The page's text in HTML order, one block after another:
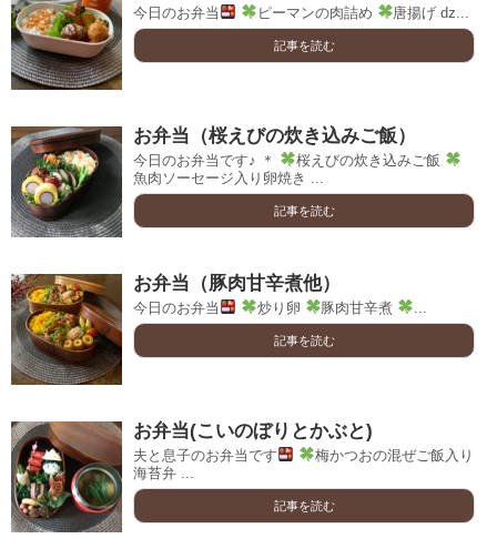
今日のお弁当 ピーマンの肉詰め 唐揚げ ǳ...
記事を読む
お弁当（桜えびの炊き込みご飯）
今日のお弁当です♪ ＊
桜えびの炊き込みご飯
魚肉ソーセージ入り卵焼き ...
記事を読む
お弁当（豚肉甘辛煮他）
今日のお弁当 炒り卵 豚肉甘辛煮 ...
記事を読む
お弁当(こいのぼりとかぶと)
夫と息子のお弁当です
梅かつおの混ぜご飯入り
海苔弁 ...
記事を読む